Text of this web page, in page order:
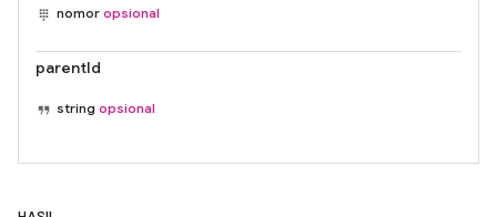
nomor opsional
parentId
string opsional